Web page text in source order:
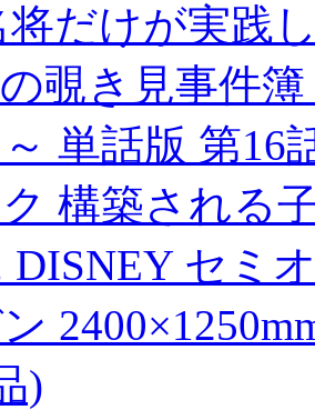
将だけが実践
覗き見事件
単話版 第16
構築される
DISNEY セミ
)